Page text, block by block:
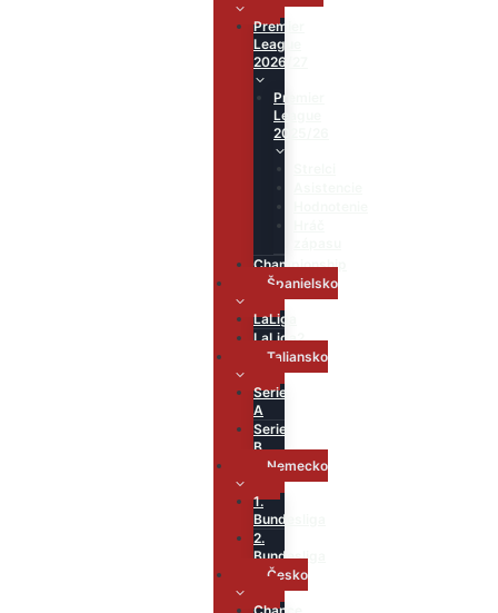
Premier
League
2026/27
Premier
League
2025/26
Championship
Španielsko
LaLiga
LaLiga2
Taliansko
Serie
A
Serie
B
Nemecko
1.
Bundesliga
2.
Bundesliga
Česko